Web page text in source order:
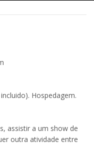
Hospedagem.
assistir a um show de
outra atividade entre